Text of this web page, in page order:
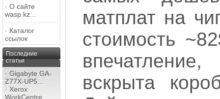
· О сайте
wasp.kz...
· Каталог
ссылок
Последние
статьи
· Gigabyte GA-
Z77X-UP5...
· Xerox
WorkCentre
матплат на
стоимость
вскрыта